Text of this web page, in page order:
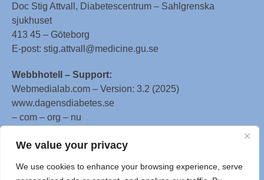
We value your privacy
We use cookies to enhance your browsing experience, serve
Doc Stig Attvall, Diabetescentrum – Sahlgrenska
sjukhuset
413 45 – Göteborg
E-post: stig.attvall@medicine.gu.se
Webbhotell – Support:
Webmedialab.com – Version: 3.2 (2025)
www.dagensdiabetes.se
– com – org – nu
All material on this website
WebMD LLC. This website also contains material